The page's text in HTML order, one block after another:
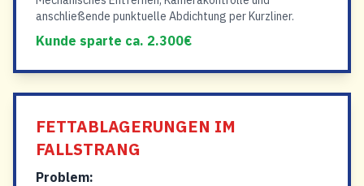
anschließende punktuelle Abdichtung per Kurzliner.
Kunde sparte ca. 2.300€
FETTABLAGERUNGEN IM
FALLSTRANG
Problem: